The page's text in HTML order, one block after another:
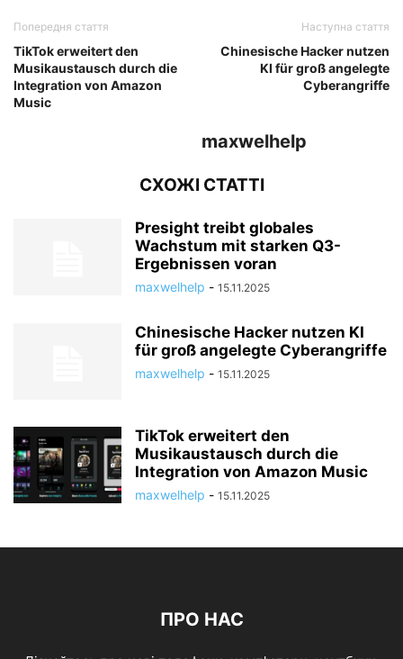
Попередня стаття
TikTok erweitert den
Musikaustausch durch die
Integration von Amazon
Music
Наступна стаття
Chinesische Hacker nutzen
KI für groß angelegte
Cyberangriffe
maxwelhelp
СХОЖІ СТАТТІ
Presight treibt globales
Wachstum mit starken Q3-
Ergebnissen voran
maxwelhelp - 15.11.2025
Chinesische Hacker nutzen KI
für groß angelegte Cyberangriffe
maxwelhelp - 15.11.2025
TikTok erweitert den
Musikaustausch durch die
Integration von Amazon Music
maxwelhelp - 15.11.2025
ПРО НАС